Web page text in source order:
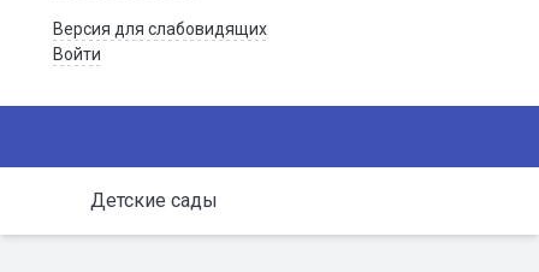
Версия для слабовидящих
Войти
Детские сады